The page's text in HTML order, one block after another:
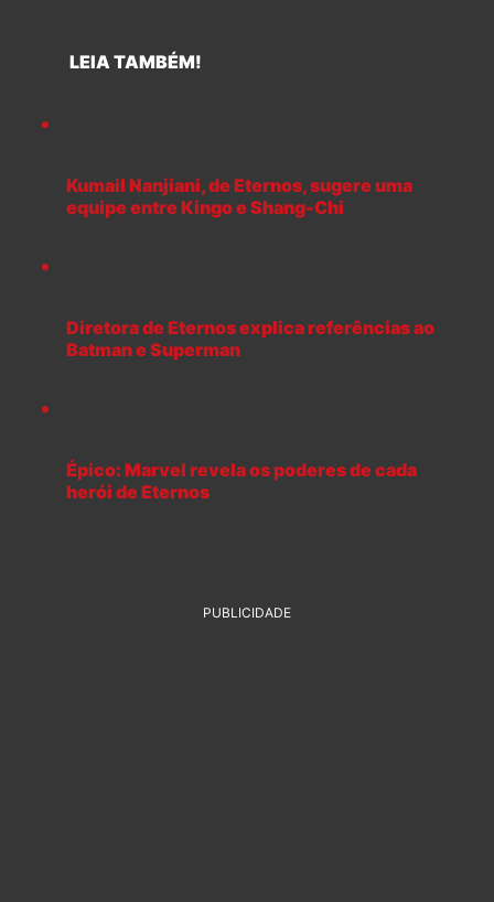
LEIA TAMBÉM!
Kumail Nanjiani, de Eternos, sugere uma
equipe entre Kingo e Shang-Chi
Diretora de Eternos explica referências ao
Batman e Superman
Épico: Marvel revela os poderes de cada
herói de Eternos
PUBLICIDADE